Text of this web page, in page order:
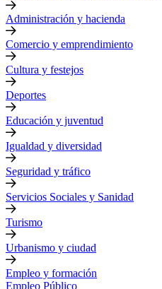
Administración y hacienda
Comercio y emprendimiento
Cultura y festejos
Deportes
Educación y juventud
Igualdad y diversidad
Seguridad y tráfico
Servicios Sociales y Sanidad
Turismo
Urbanismo y ciudad
Empleo y formación
Empleo Público